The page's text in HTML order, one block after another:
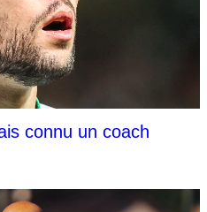
connu un coach